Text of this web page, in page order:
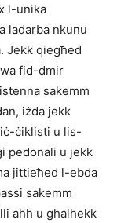
l-unika
ladarba nkunu
Jekk qiegħed
fid-dmir
sakemm
iżda jekk
ċiklisti u lis-
pedonali u jekk
jittieħed l-ebda
sakemm
aħħ u għalhekk